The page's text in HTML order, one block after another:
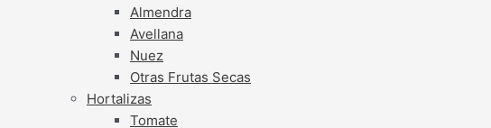
Almendra
Avellana
Nuez
Otras Frutas Secas
Hortalizas
Tomate